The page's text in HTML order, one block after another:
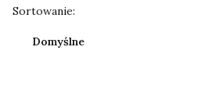
Lista
Sortowanie:
Domyślne